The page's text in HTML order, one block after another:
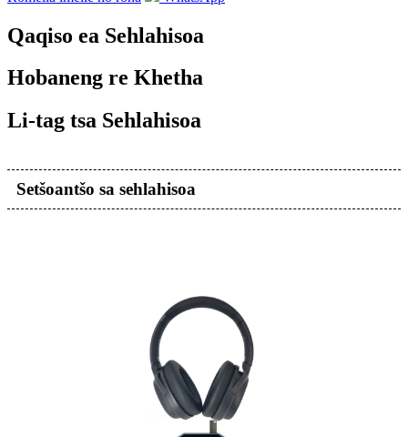
Qaqiso ea Sehlahisoa
Hobaneng re Khetha
Li-tag tsa Sehlahisoa
Setšoantšo sa sehlahisoa